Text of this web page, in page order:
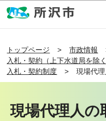
トップページ 市政情報
入札・契約（上下水道局を除く
入札・契約制度
現場代
現場代理人の